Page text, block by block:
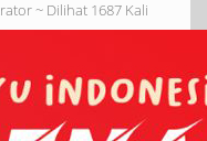
~ Dilihat 1687 Kali